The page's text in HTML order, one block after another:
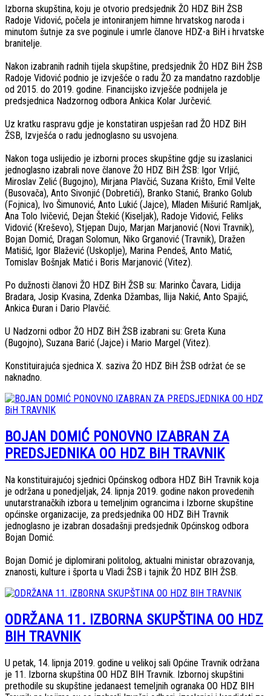
Izborna skupština, koju je otvorio predsjednik ŽO HDZ BiH ŽSB
Radoje Vidović, počela je intoniranjem himne hrvatskog naroda i
minutom šutnje za sve poginule i umrle članove HDZ-a BiH i hrvatske
branitelje.
Nakon izabranih radnih tijela skupštine, predsjednik ŽO HDZ BiH ŽSB
Radoje Vidović podnio je izvješće o radu ŽO za mandatno razdoblje
od 2015. do 2019. godine. Financijsko izvješće podnijela je
predsjednica Nadzornog odbora Ankica Kolar Jurčević.
Uz kratku raspravu gdje je konstatiran uspješan rad ŽO HDZ BiH
ŽSB, Izvješća o radu jednoglasno su usvojena.
Nakon toga uslijedio je izborni proces skupštine gdje su izaslanici
jednoglasno izabrali nove članove ŽO HDZ BiH ŽSB: Igor Vrljić,
Miroslav Zelić (Bugojno), Mirjana Plavčić, Suzana Krišto, Emil Velte
(Busovača), Anto Sivonjić (Dobretići), Branko Stanić, Branko Golub
(Fojnica), Ivo Šimunović, Anto Lukić (Jajce), Mladen Mišurić Ramljak,
Ana Tolo Ivičević, Dejan Štekić (Kiseljak), Radoje Vidović, Feliks
Vidović (Kreševo), Stjepan Dujo, Marjan Marjanović (Novi Travnik),
Bojan Domić, Dragan Solomun, Niko Grganović (Travnik), Dražen
Matišić, Igor Blažević (Uskoplje), Marina Pendeš, Anto Matić,
Tomislav Bošnjak Matić i Boris Marjanović (Vitez).
Po dužnosti članovi ŽO HDZ BiH ŽSB su: Marinko Čavara, Lidija
Bradara, Josip Kvasina, Zdenka Džambas, Ilija Nakić, Anto Spajić,
Ankica Đuran i Dario Plavčić.
U Nadzorni odbor ŽO HDZ BiH ŽSB izabrani su: Greta Kuna
(Bugojno), Suzana Barić (Jajce) i Mario Margel (Vitez).
Konstituirajuća sjednica X. saziva ŽO HDZ BiH ŽSB održat će se
naknadno.
BOJAN DOMIĆ PONOVNO IZABRAN ZA
PREDSJEDNIKA OO HDZ BiH TRAVNIK
Na konstituirajućoj sjednici Općinskog odbora HDZ BiH Travnik koja
je održana u ponedjeljak, 24. lipnja 2019. godine nakon provedenih
unutarstranačkih izbora u temeljnim ograncima i Izborne skupštine
općinske organizacije, za predsjednika OO HDZ BiH Travnik
jednoglasno je izabran dosadašnji predsjednik Općinskog odbora
Bojan Domić.
Bojan Domić je diplomirani politolog, aktualni ministar obrazovanja,
znanosti, kulture i športa u Vladi ŽSB i tajnik ŽO HDZ BIH ŽSB.
ODRŽANA 11. IZBORNA SKUPŠTINA OO HDZ
BIH TRAVNIK
U petak, 14. lipnja 2019. godine u velikoj sali Općine Travnik održana
je 11. Izborna skupština OO HDZ BIH Travnik. Izbornoj skupštini
prethodile su skupštine jedanaest temeljnih ogranaka OO HDZ BIH